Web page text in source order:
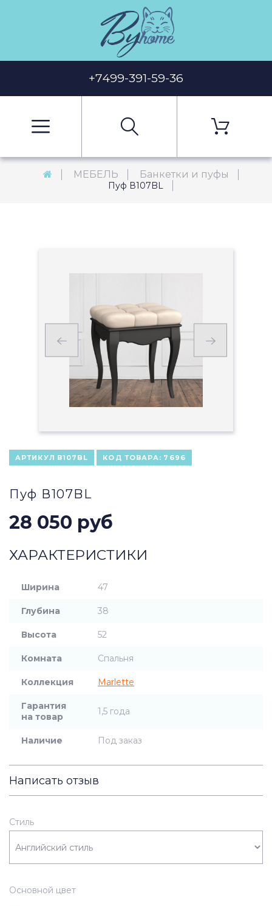
+7499-391-59-36
МЕБЕЛЬ Банкетки и пуфы
Пуф В107BL
АРТИКУЛ В107BL КОД ТОВАРА: 7696
Пуф В107BL
28 050 руб
ХАРАКТЕРИСТИКИ
Ширина 47
Глубина 38
Высота 52
Комната Спальня
Коллекция Marlette
Гарантия
на товар
1,5 года
Наличие Под заказ
Написать отзыв